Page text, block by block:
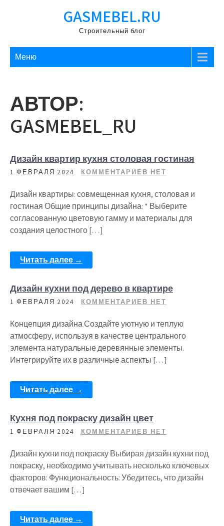
GASMEBEL.RU
Строительный блог
Меню
АВТОР:
GASMEBEL_RU
Дизайн квартир кухня столовая гостиная
1 ФЕВРАЛЯ 2024 КОММЕНТАРИЕВ НЕТ
Дизайн квартиры: совмещенная кухня, столовая и
гостиная Общие принципы дизайна: * Выберите
согласованную цветовую гамму и материалы для
создания целостного […]
Читать далее →
Дизайн кухни под дерево в квартире
1 ФЕВРАЛЯ 2024 КОММЕНТАРИЕВ НЕТ
Концепция дизайна Создайте уютную и теплую
атмосферу, используя в качестве центрального
элемента натуральные деревянные элементы.
Интегрируйте их в различные аспекты […]
Читать далее →
Кухня под покраску дизайн цвет
1 ФЕВРАЛЯ 2024 КОММЕНТАРИЕВ НЕТ
Дизайн кухни под покраску Выбирая дизайн кухни под
покраску, необходимо учитывать несколько ключевых
факторов: Функциональность: Убедитесь, что дизайн
отвечает вашим […]
Читать далее →